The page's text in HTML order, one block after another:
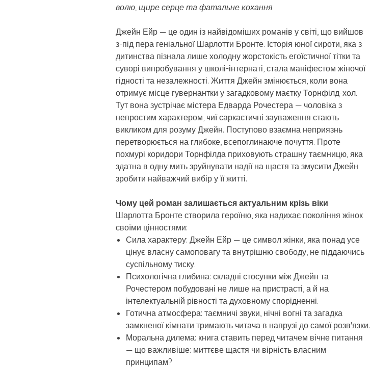
волю, щире серце та фатальне кохання
Джейн Ейр — це один із найвідоміших романів у світі, що вийшов
з-під пера геніальної Шарлотти Бронте. Історія юної сироти, яка з
дитинства пізнала лише холодну жорстокість егоїстичної тітки та
суворі випробування у школі-інтернаті, стала маніфестом жіночої
гідності та незалежності. Життя Джейн змінюється, коли вона
отримує місце гувернантки у загадковому маєтку Торнфілд-хол.
Тут вона зустрічає містера Едварда Рочестера — чоловіка з
непростим характером, чиї саркастичні зауваження стають
викликом для розуму Джейн. Поступово взаємна неприязнь
перетворюється на глибоке, всепоглинаюче почуття. Проте
похмурі коридори Торнфілда приховують страшну таємницю, яка
здатна в одну мить зруйнувати надії на щастя та змусити Джейн
зробити найважчий вибір у її житті.
Чому цей роман залишається актуальним крізь віки
Шарлотта Бронте створила героїню, яка надихає покоління жінок
своїми цінностями:
Сила характеру: Джейн Ейр — це символ жінки, яка понад усе
цінує власну самоповагу та внутрішню свободу, не піддаючись
суспільному тиску.
Психологічна глибина: складні стосунки між Джейн та
Рочестером побудовані не лише на пристрасті, а й на
інтелектуальній рівності та духовному спорідненні.
Готична атмосфера: таємничі звуки, нічні вогні та загадка
замкненої кімнати тримають читача в напрузі до самої розв'язки.
Моральна дилема: книга ставить перед читачем вічне питання
— що важливіше: миттєве щастя чи вірність власним
принципам?